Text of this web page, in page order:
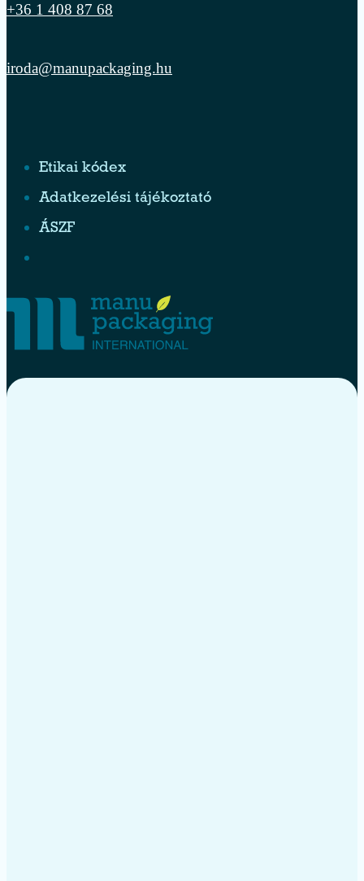
+36 1 408 87 68
iroda@manupackaging.hu
Etikai kódex
Adatkezelési tájékoztató
ÁSZF